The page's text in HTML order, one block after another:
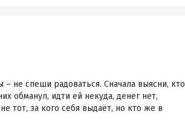
не спеши радоваться. Сначала выясни, кто
обманул, идти ей некуда, денег нет,
тот, за кого себя выдаёт, но кто же в